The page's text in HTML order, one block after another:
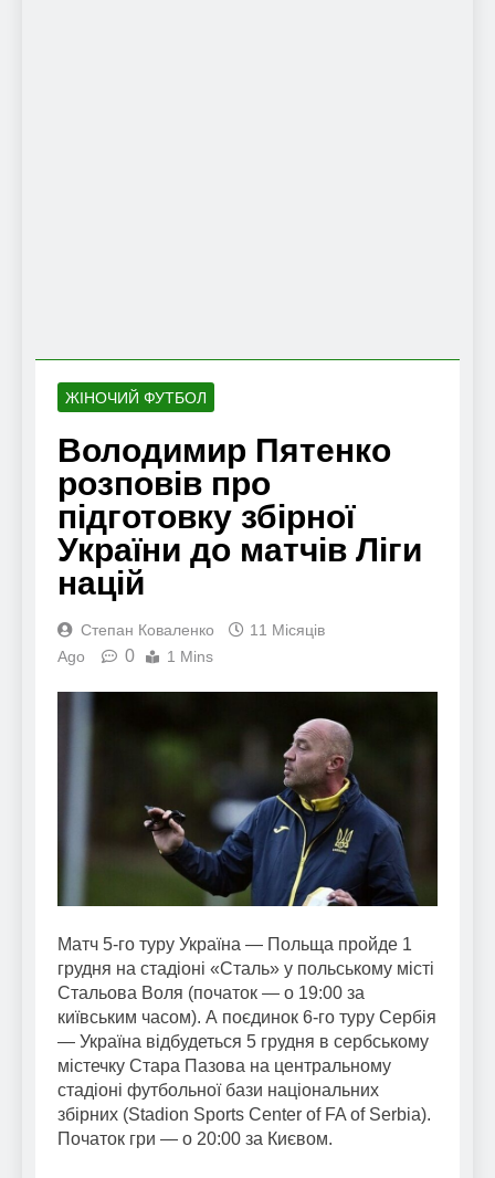
ЖІНОЧИЙ ФУТБОЛ
Володимир Пятенко
розповів про
підготовку збірної
України до матчів Ліги
націй
Степан Коваленко
11 Місяців
Ago
0 1 Mins
Матч 5-го туру Україна — Польща пройде 1
грудня на стадіоні «Сталь» у польському місті
Стальова Воля (початок — о 19:00 за
київським часом). А поєдинок 6-го туру Сербія
— Україна відбудеться 5 грудня в сербському
містечку Стара Пазова на центральному
стадіоні футбольної бази національних
збірних (Stadion Sports Center of FA of Serbia).
Початок гри — о 20:00 за Києвом.